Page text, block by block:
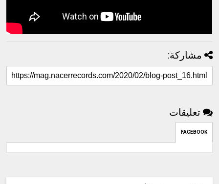
مشاركة:
تعليقات
FACEBOOK